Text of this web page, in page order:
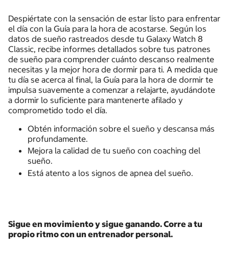
Despiértate con la sensación de estar listo para enfrentar
el día con la Guía para la hora de acostarse. Según los
datos de sueño rastreados desde tu Galaxy Watch 8
Classic, recibe informes detallados sobre tus patrones
de sueño para comprender cuánto descanso realmente
necesitas y la mejor hora de dormir para ti. A medida que
tu día se acerca al final, la Guía para la hora de dormir te
impulsa suavemente a comenzar a relajarte, ayudándote
a dormir lo suficiente para mantenerte afilado y
comprometido todo el día.
Obtén información sobre el sueño y descansa más
profundamente.
Mejora la calidad de tu sueño con coaching del
sueño.
Está atento a los signos de apnea del sueño.
Sigue en movimiento y sigue ganando. Corre a tu
propio ritmo con un entrenador personal.